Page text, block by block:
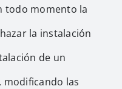
todo momento la
la instalación
de un
las